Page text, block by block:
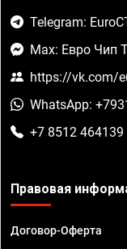
Telegram:
Max: Евро Чип
https://vk.com/
WhatsApp:
+7 8512 464139
Правовая
Договор-Оферта